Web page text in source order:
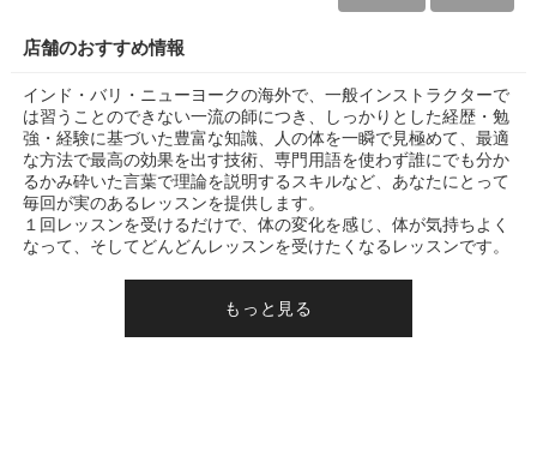
店舗のおすすめ情報
インド・バリ・ニューヨークの海外で、一般インストラクターで
は習うことのできない一流の師につき、しっかりとした経歴・勉
強・経験に基づいた豊富な知識、人の体を一瞬で見極めて、最適
な方法で最高の効果を出す技術、専門用語を使わず誰にでも分か
るかみ砕いた言葉で理論を説明するスキルなど、あなたにとって
毎回が実のあるレッスンを提供します。
１回レッスンを受けるだけで、体の変化を感じ、体が気持ちよく
なって、そしてどんどんレッスンを受けたくなるレッスンです。